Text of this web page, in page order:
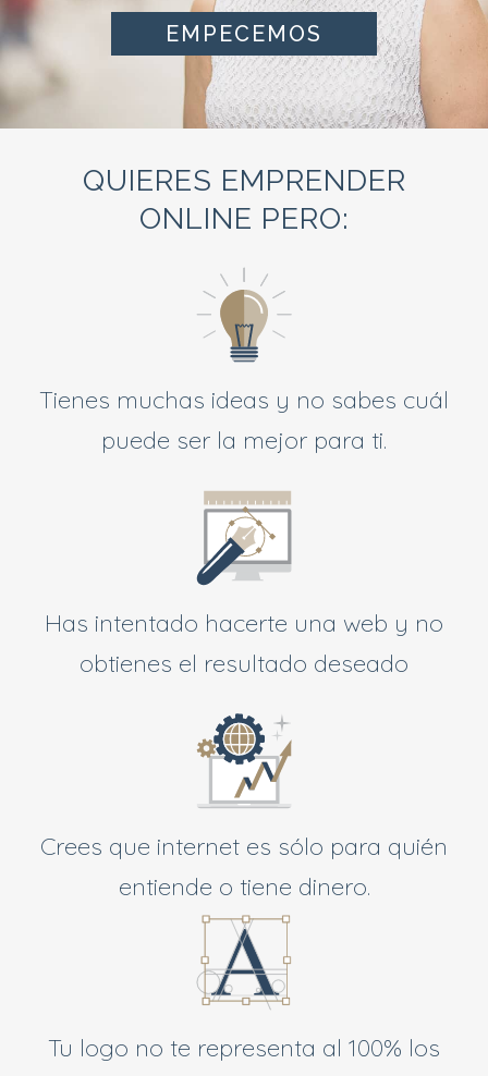
EMPECEMOS
QUIERES EMPRENDER
ONLINE PERO:
Tienes muchas ideas y no sabes cuál
puede ser la mejor para ti.
Has intentado hacerte una web y no
obtienes el resultado deseado
Crees que internet es sólo para quién
entiende o tiene dinero.
Tu logo no te representa al 100% los